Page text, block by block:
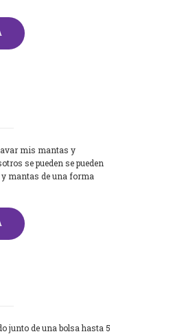
mis mantas y
se pueden se pueden
mantas de una forma
junto de una bolsa hasta 5